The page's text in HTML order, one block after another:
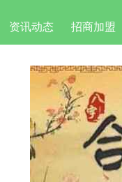
资讯动态 招商加盟